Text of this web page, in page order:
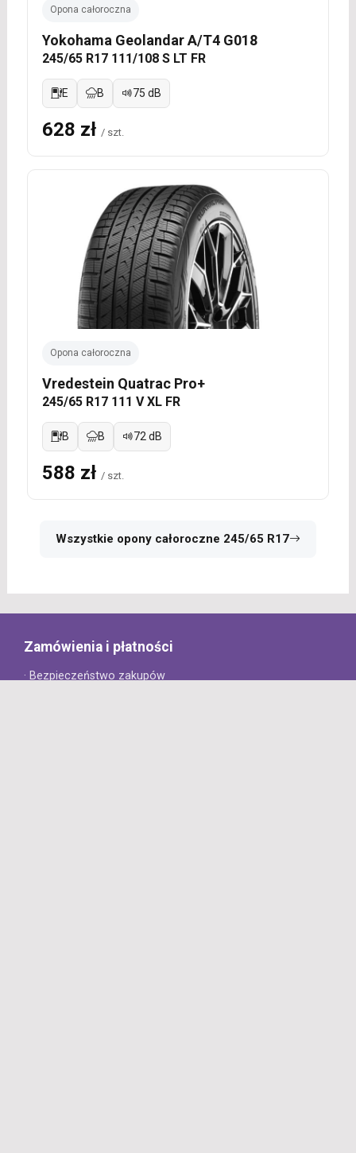
Opona całoroczna
Yokohama Geolandar A/T4 G018
245/65 R17 111/108 S LT FR
E B 75 dB
628 zł / szt.
Opona całoroczna
Vredestein Quatrac Pro+
245/65 R17 111 V XL FR
B B 72 dB
588 zł / szt.
Wszystkie opony całoroczne 245/65 R17
Zamówienia i płatności
· Bezpieczeństwo zakupów